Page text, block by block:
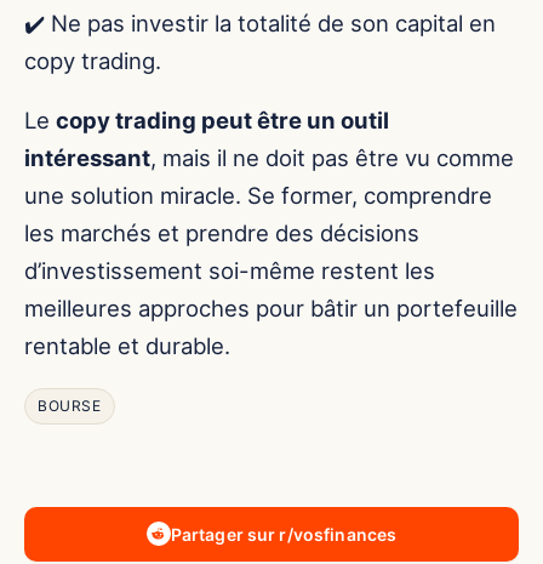
✔️ Ne pas investir la totalité de son capital en
copy trading.
Le copy trading peut être un outil
intéressant, mais il ne doit pas être vu comme
une solution miracle. Se former, comprendre
les marchés et prendre des décisions
d’investissement soi-même restent les
meilleures approches pour bâtir un portefeuille
rentable et durable.
BOURSE
Partager sur r/vosfinances